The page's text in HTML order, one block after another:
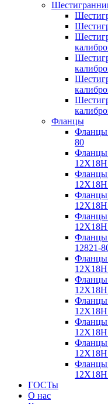
Фланцы
Фланцы
80
Фланцы
Фланцы
Фланцы
Фланцы
Фланцы
12821-
Фланцы
Фланцы
Фланцы
Фланцы
Фланцы
Фланцы
ГОСТы
О нас